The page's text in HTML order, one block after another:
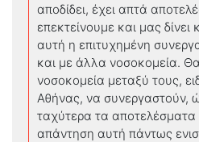
αποδίδει, έχει απτά
επεκτείνουμε και μας δίνει
αυτή η επιτυχημένη
και με άλλα νοσοκομεία.
νοσοκομεία μεταξύ τους,
Αθήνας, να συνεργαστούν,
ταχύτερα τα αποτελέσματα
απάντηση αυτή πάντως